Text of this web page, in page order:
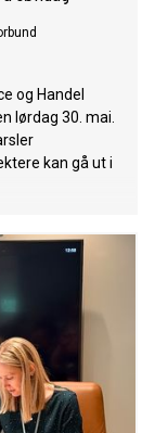
og Handel
lørdag 30. mai.
kan gå ut i